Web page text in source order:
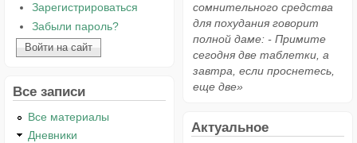
Зарегистрироваться
Забыли пароль?
Все записи
Все материалы
Дневники
сомнительного средства
для похудания говорит
полной даме: - Примите
сегодня две таблетки, а
завтра, если проснетесь,
еще две»
Актуальное